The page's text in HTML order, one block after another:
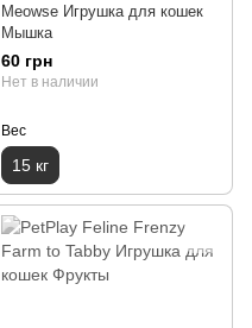
Meowse Игрушка для кошек
Мышка
60 грн
Нет в наличии
Вес
15 кг